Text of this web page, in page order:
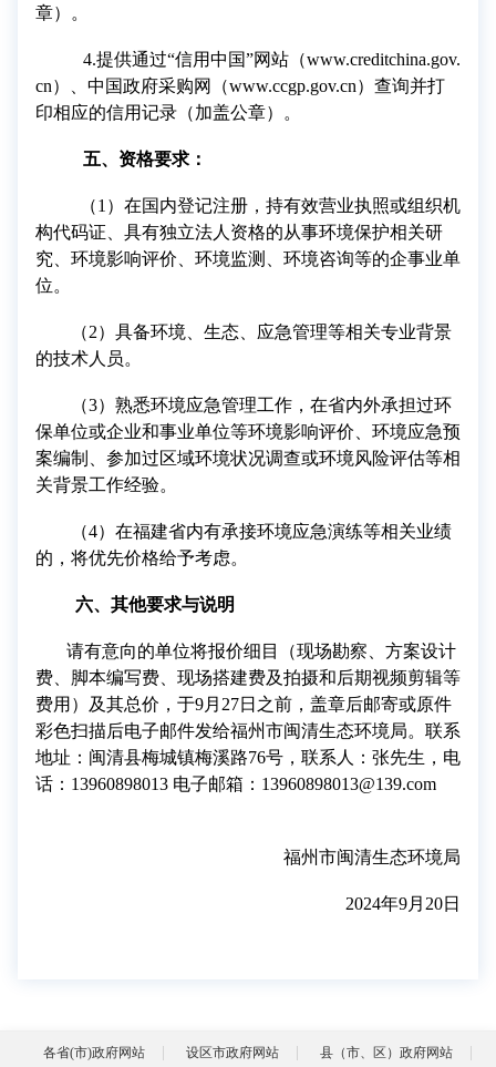
章）
。
4.提供通过“信用中国”网站（www.creditchina.gov.
cn）、中国政府采购网（www.ccgp.gov.cn）查询并打
印相应的信用记录（加盖公章）。
五、资格要求：
（1 ）在国内登记注册，持有效营业执照或组织机
构代码证、具有独立法人资格的从事环境保护相关研
究、环境影响评价、环境监测、环境咨询等的企事业单
位。
（2）具备环境、生态、应急管理等相关专业背景
的技术人员。
（3）熟悉环境应急管理工作，在省内外承担过环
保单位或企业和事业单位等环境影响评价、环境应急预
案编制、参加过区域环境状况调查或环境风险评估等相
关背景工作经验。
（4）在福建省内有承接环境应急演练等相关业绩
的，将优先价格给予考虑。
六、其他要求与说明
请有意向的单位将报价细目（现场勘察、方案设计
费、脚本编写费、现场搭建费及拍摄和后期视频剪辑等
费用）及其总价，于9月 27日之前，盖章后邮寄或原件
彩色扫描后电子邮件发给福州市闽清生态环境局。联系
地址： 闽清县梅城镇梅溪路76号 ，联系人： 张先生 ，电
话： 13960898013 电子邮箱： 13960898013@139.com
福州市闽清生态环境局
2024年9月 20日
各省(市)政府网站 设区市政府网站 县（市、区）政府网站